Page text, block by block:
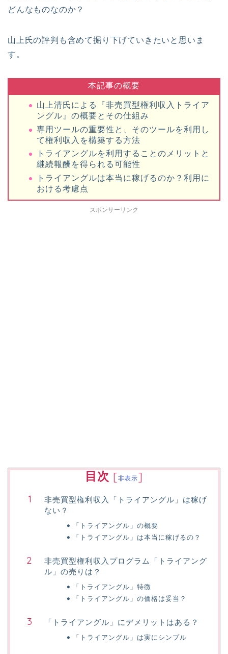
どんなものなのか？
山上氏の評判も含めて掘り下げていきたいと思いま
す。
本記事の概要
山上清氏による『非売買型権利収入トライア
ングル』の概要とその仕組み
専用ツールの重要性と、そのツールを利用し
て権利収入を構築する方法
トライアングルを利用することのメリットと
継続報酬を得られる可能性
トライアングルは本当に稼げるのか？利用に
おける考慮点
スポンサーリンク
目次 [非表示]
非売買型権利収入「トライアングル」は稼げ
ない？
「トライアングル」の概要
「トライアングル」は本当に稼げるの？
非売買型権利収入プログラム「トライアング
ル」の売りは？
「トライアングル」特徴
「トライアングル」の価格は妥当？
「トライアングル」にデメリットはある？
「トライアングル」は実にシンプル